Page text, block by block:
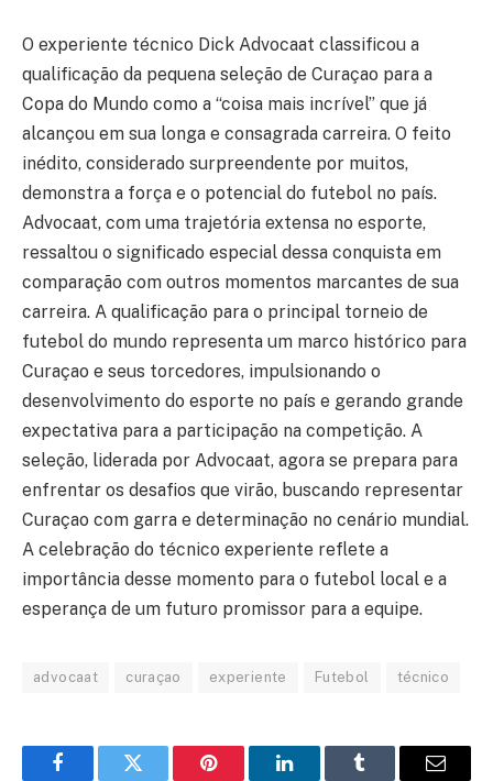
O experiente técnico Dick Advocaat classificou a
qualificação da pequena seleção de Curaçao para a
Copa do Mundo como a “coisa mais incrível” que já
alcançou em sua longa e consagrada carreira. O feito
inédito, considerado surpreendente por muitos,
demonstra a força e o potencial do futebol no país.
Advocaat, com uma trajetória extensa no esporte,
ressaltou o significado especial dessa conquista em
comparação com outros momentos marcantes de sua
carreira. A qualificação para o principal torneio de
futebol do mundo representa um marco histórico para
Curaçao e seus torcedores, impulsionando o
desenvolvimento do esporte no país e gerando grande
expectativa para a participação na competição. A
seleção, liderada por Advocaat, agora se prepara para
enfrentar os desafios que virão, buscando representar
Curaçao com garra e determinação no cenário mundial.
A celebração do técnico experiente reflete a
importância desse momento para o futebol local e a
esperança de um futuro promissor para a equipe.
advocaat curaçao experiente Futebol técnico